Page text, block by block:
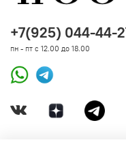
+7(925) 044-44-
пн - пт с 12.00 до 18.00